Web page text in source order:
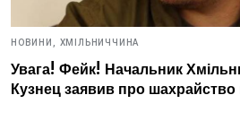
НОВИНИ, ХМІЛЬНИЧЧИНА
Увага! Фейк! Начальник
Кузнец заявив про шахрайство